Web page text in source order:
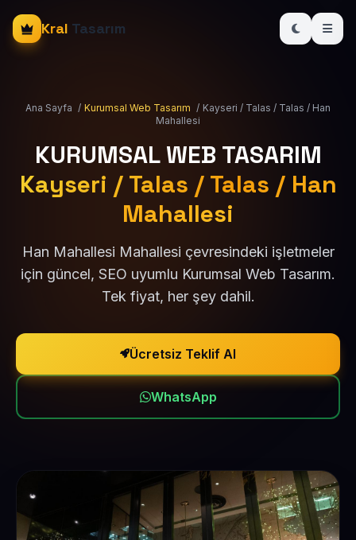
Kral Tasarım
Ana Sayfa / Kurumsal Web Tasarım / Kayseri / Talas / Talas / Han
Mahallesi
KURUMSAL WEB TASARIM
Kayseri / Talas / Talas / Han
Mahallesi
Han Mahallesi Mahallesi çevresindeki işletmeler
için güncel, SEO uyumlu Kurumsal Web Tasarım.
Tek fiyat, her şey dahil.
Ücretsiz Teklif Al
WhatsApp